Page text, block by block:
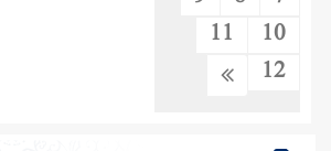
10
11
12